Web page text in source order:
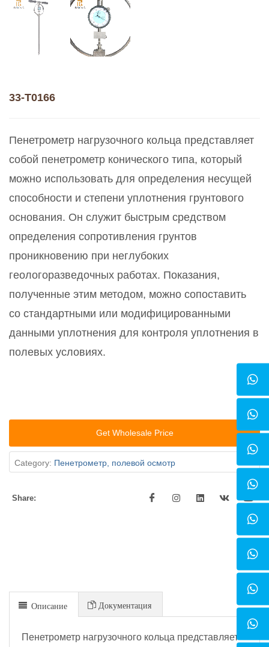
33-T0166
Пенетрометр нагрузочного кольца представляет
собой пенетрометр конического типа, который
можно использовать для определения несущей
способности и степени уплотнения грунтового
основания. Он служит быстрым средством
определения сопротивления грунтов
проникновению при неглубоких
геологоразведочных работах. Показания,
полученные этим методом, можно сопоставить
со стандартными или модифицированными
данными уплотнения для контроля уплотнения в
полевых условиях.
Get Wholesale Price
Category: Пенетрометр, полевой осмотр
Share:
Описание Документация
Пенетрометр нагрузочного кольца представляет